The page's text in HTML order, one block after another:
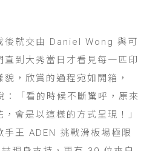
後就交由 Daniel Wong 與可
直到大秀當日才看見每一匹印
，欣賞的過程宛如開箱，
「看的時候不斷驚呼，原來
會是以這樣的方式呈現！」
手王 ADEN 挑戰滑板場極限